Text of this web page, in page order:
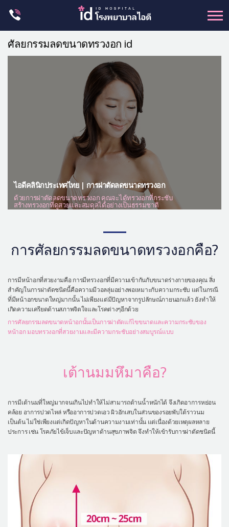
ศัลยกรรม โครงหน้า
ขากรรไกร
อื่นๆ
แผนกผิวหนัง
let-me-in
ศัลยกรรมลดขนาดทรวงอก id
ไอดีคลินิกประเทศไทย | การผ่าตัดลดขนาดทรวงอก
ด้วยการผ่าตัดลดขนาดทรวงอก คุณจะได้ทรวงอกที่กระชับ
สร้างทรวงอกที่ดูสวยและสมดุลได้อย่างเป็นธรรมชาติ
การศัลยกรรมลดขนาดทรวงอกคือ?
การมีหน้าอกที่สวยงามคือ การมีทรวงอกที่มีความเข้ากันกับขนาดร่างกายของคุณ สิ่ง
สำคัญในการผ่าตัดชนิดนี้คือความมีวอลลุ่มอย่างพอเหมาะกับความกระชับ แต่ในกรณี
ที่มีหน้าอกขนาดใหญ่มากนั้น ไม่เพียงแต่มีปัญหาจากรูปลักษณ์ภายนอกแล้ว ยังทำให้
เกิดความเครียดด้านสภาพจิตใจและโรคต่างๆอีกด้วย
การศัลยกรรมลดขนาดหน้าอกนั้นเป็นการผ่าตัดแก้ไขขนาดและความกระชับของ
หน้าอก มอบทรวงอกที่สวยงามและมีความกระชับอย่างสมบูรณ์แบบ
เต้านมมหึมาคือ?
การมีเต้านมที่ใหญ่มากจนเกินไปทำให้ไม่สามารถต้านน้ำหนักได้ จึงเกิดอาการหย่อน
คล้อย อาการปวดไหล่ หรืออาการปวดเอว ผิวอักเสบในส่วนของรอยพับใต้ราวนม
เป็นต้น ไม่ใช่เพียงแต่เกิดปัญหาในด้านความงามเท่านั้น แต่เนื่องด้วยเหตุผลหลาย
ประการ เช่น โรคภัยไข้เจ็บและปัญหาด้านสุขภาพจิต จึงทำให้เข้ารับการผ่าตัดชนิดนี้